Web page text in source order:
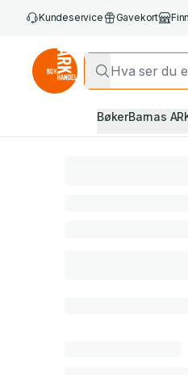
Kundeservice Gavekort
BøkerBarnas